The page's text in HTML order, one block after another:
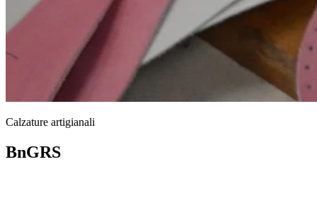
Calzature artigianali
BnGRS